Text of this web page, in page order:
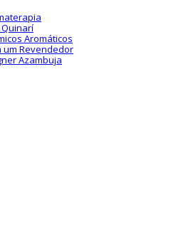
Quinarí
Aromáticos
um Revendedor
Azambuja